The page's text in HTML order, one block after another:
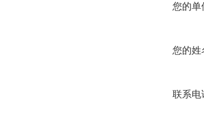
您的单
您的姓
联系电